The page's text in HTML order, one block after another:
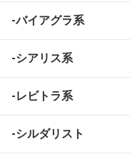
-バイアグラ系
-シアリス系
-レビトラ系
-シルダリスト